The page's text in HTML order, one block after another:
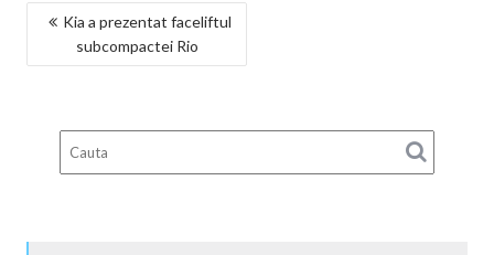
NAVIGARE
Kia a prezentat faceliftul
subcompactei Rio